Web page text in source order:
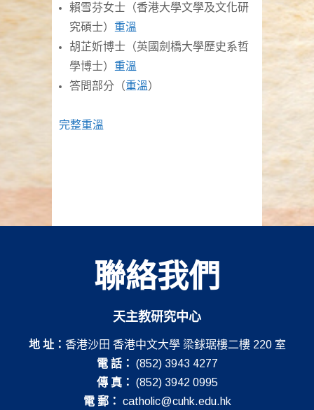
賴雪芬女士（香港大學文學及文化研
究碩士） 重溫
胡芷妡博士（英國劍橋大學歷史系哲
學博士） 重溫
答問部分（重溫）
完整重溫
聯絡我們
天主教研究中心
地 址： 香港沙田 香港中文大學 梁銶琚樓二樓 220 室
電 話： (852) 3943 4277
傳 真： (852) 3942 0995
電 郵： catholic@cuhk.edu.hk